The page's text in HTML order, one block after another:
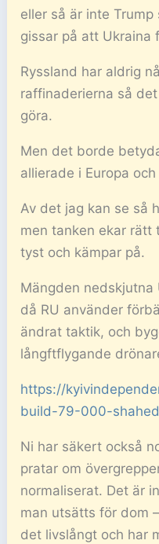
eller så är inte
gissar på att Ukraina
Ryssland har aldrig
raffinaderierna så
göra.
Men det borde
allierade i Europa
Av det jag kan se så
men tanken ekar rätt
tyst och kämpar på.
Mängden nedskjutna
då RU använder
ändrat taktik, och
långftflygande
https://
build-79-000-
Ni har säkert också
pratar om
normaliserat. Det är
man utsätts för dom
det livslångt och har